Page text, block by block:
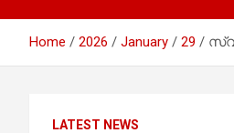
Home 2026 January 29
LATEST NEWS